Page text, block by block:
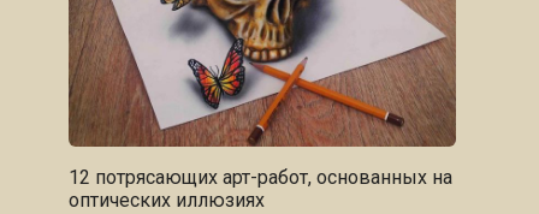
12 потрясающих арт-работ, основанных на
оптических иллюзиях